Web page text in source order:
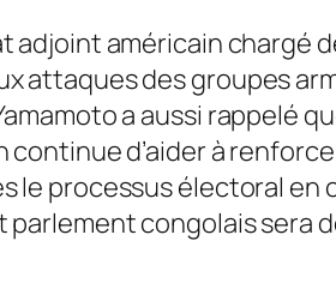
adjoint américain chargé
attaques des groupes
a aussi rappelé
continue d’aider à
le processus électoral
congolais sera